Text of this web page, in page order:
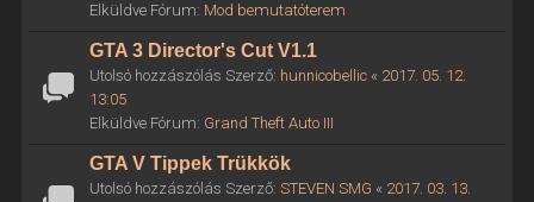
Elküldve Fórum: Mod bemutatóterem
GTA 3 Director's Cut V1.1
Utolsó hozzászólás Szerző: hunnicobellic« 2017. 05. 12.
13:05
Elküldve Fórum: Grand Theft Auto III
GTA V Tippek Trükkök
Utolsó hozzászólás Szerző: STEVEN SMG « 2017. 03. 13.